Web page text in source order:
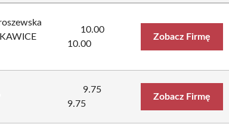
10.00
10.00
Zobacz Firmę
9.75
9.75
Zobacz Firmę